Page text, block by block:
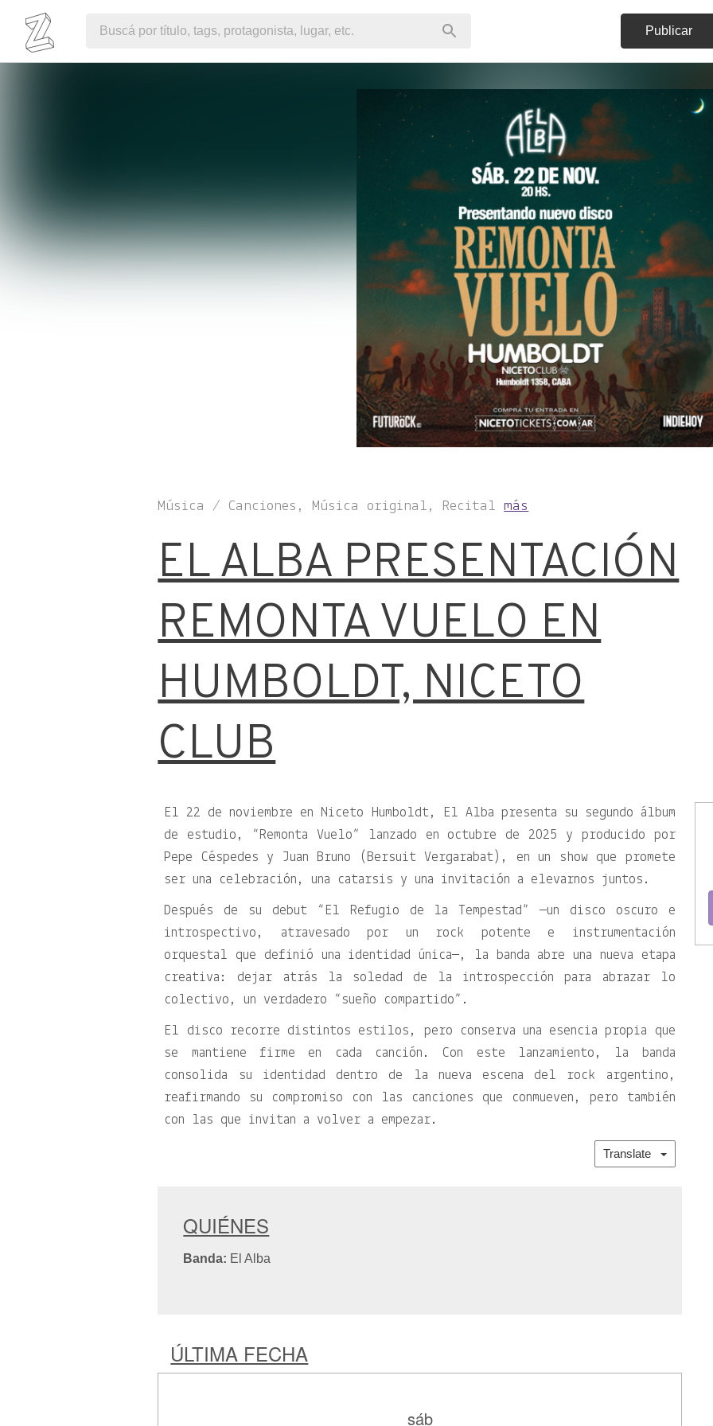
Publicar
Música / Canciones, Música original, Recitalmás
EL ALBA PRESENTACIÓN
REMONTA VUELO EN
HUMBOLDT, NICETO
CLUB
El 22 de noviembre en Niceto Humboldt, El Alba presenta su segundo álbum
de estudio, “Remonta Vuelo” lanzado en octubre de 2025 y producido por
Pepe Céspedes y Juan Bruno (Bersuit Vergarabat), en un show que promete
ser una celebración, una catarsis y una invitación a elevarnos juntos.
Después de su debut “El Refugio de la Tempestad” —un disco oscuro e
introspectivo, atravesado por un rock potente e instrumentación
orquestal que definió una identidad única—, la banda abre una nueva etapa
creativa: dejar atrás la soledad de la introspección para abrazar lo
colectivo, un verdadero “sueño compartido”.
El disco recorre distintos estilos, pero conserva una esencia propia que
se mantiene firme en cada canción. Con este lanzamiento, la banda
consolida su identidad dentro de la nueva escena del rock argentino,
reafirmando su compromiso con las canciones que conmueven, pero también
con las que invitan a volver a empezar.
Translate
QUIÉNES
Banda: El Alba
ÚLTIMA FECHA
sáb